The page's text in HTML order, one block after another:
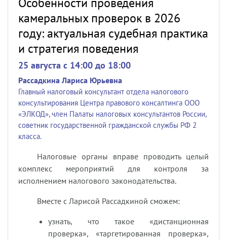
камеральных проверок в 2026
году: актуальная судебная практика
и стратегия поведения
25 августа c 14:00 до 18:00
Рассадкина Лариса Юрьевна
Главный налоговый консультант отдела налогового
консультирования Центра правового консалтинга ООО
«ЭЛКОД», член Палаты налоговых консультантов России,
советник государственной гражданской службы РФ 2
класса.
Налоговые органы вправе проводить целый
комплекс мероприятий для контроля за
исполнением налогового законодательства.
Вместе с Ларисой Рассадкиной сможем:
узнать, что такое «дистанционная
проверка», «таргетированная проверка»,